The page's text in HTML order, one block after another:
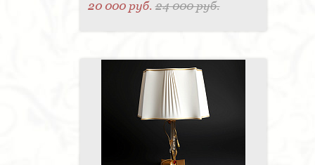
20 000 руб.24 000 руб.